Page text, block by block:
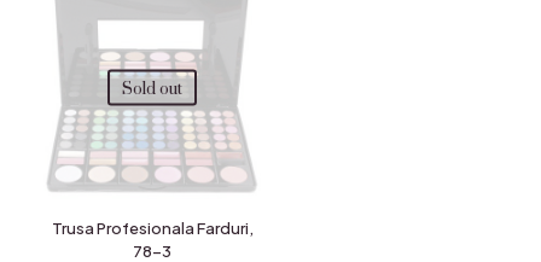
Sold out
Trusa Profesionala Farduri,
78-3